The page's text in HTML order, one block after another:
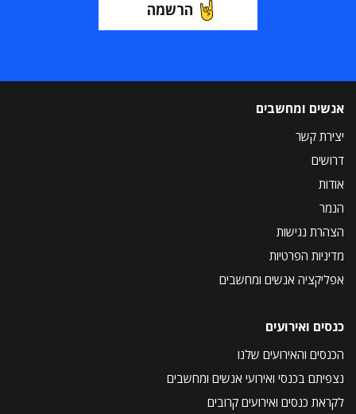
הרשמה
אנשים ומחשבים
יצירת קשר
דרושים
אודות
הנמר
הצהרת נגישות
מדיניות הפרטיות
אפליקציה אנשים ומחשבים
כנסים ואירועים
הכנסים והאירועים שלנו
נצפיתם בכנסי ואירועי אנשים ומחשבים
לקראת כנסים ואירועים קרובים